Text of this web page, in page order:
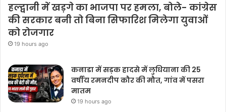
हल्द्वानी में खड़गे का भाजपा पर हमला, बोले- कांग्रेस
की सरकार बनी तो बिना सिफारिश मिलेगा युवाओं
को रोजगार
19 hours ago
कनाडा में सड़क हादसे में लुधियाना की 25
वर्षीय रमनदीप कौर की मौत, गांव में पसरा
मातम
19 hours ago